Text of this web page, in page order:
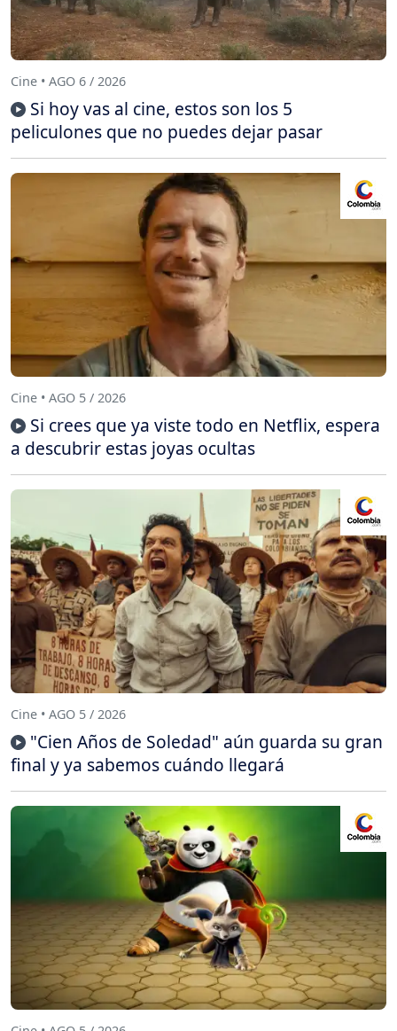
Cine • AGO 6 / 2026
Si hoy vas al cine, estos son los 5
peliculones que no puedes dejar pasar
Cine • AGO 5 / 2026
Si crees que ya viste todo en Netflix, espera
a descubrir estas joyas ocultas
Cine • AGO 5 / 2026
"Cien Años de Soledad" aún guarda su gran
final y ya sabemos cuándo llegará